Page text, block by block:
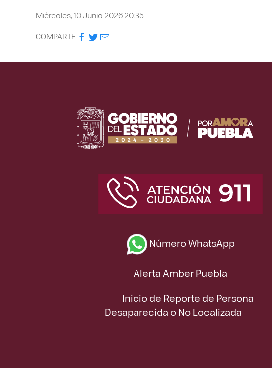
Miércoles, 10 Junio 2026 20:35
COMPARTE
Número WhatsApp
Alerta Amber Puebla
Inicio de Reporte de Persona
Desaparecida o No Localizada